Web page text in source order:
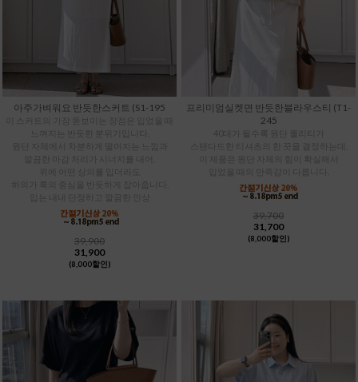
아주가벼워요 반듯한스커트 (S1-195
이 스커트의 가장 돋보이는 장점은 입었을 때
느껴지는 반듯한 분위기입니다.
원단 자체에서 차분하게 떨어지는 느낌과
깔끔한 마감 처리가 시너지를 내어,
위에 어떤 상의를 입더라도
하의가 룩의 중심을 반듯하게 잡아줍니다.
입는 내내 단정하고 깔끔한 인상
39,900
31,900
(8,000할인)
프리미엄실켓면 반듯한블라우스티 (T1-
245
40대가 될수록 원단 퀄리티가
스탠다드한 티셔츠의 한 끗을 결정하는데,
이 제품은 원단 자체의 힘이 확실해서
39,700
31,700
(8,000할인)